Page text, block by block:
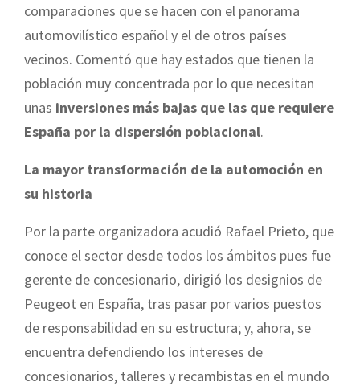
comparaciones que se hacen con el panorama
automovilístico español y el de otros países
vecinos. Comentó que hay estados que tienen la
población muy concentrada por lo que necesitan
unas inversiones más bajas que las que requiere
España por la dispersión poblacional.
La mayor transformación de la automoción en
su historia
Por la parte organizadora acudió Rafael Prieto, que
conoce el sector desde todos los ámbitos pues fue
gerente de concesionario, dirigió los designios de
Peugeot en España, tras pasar por varios puestos
de responsabilidad en su estructura; y, ahora, se
encuentra defendiendo los intereses de
concesionarios, talleres y recambistas en el mundo